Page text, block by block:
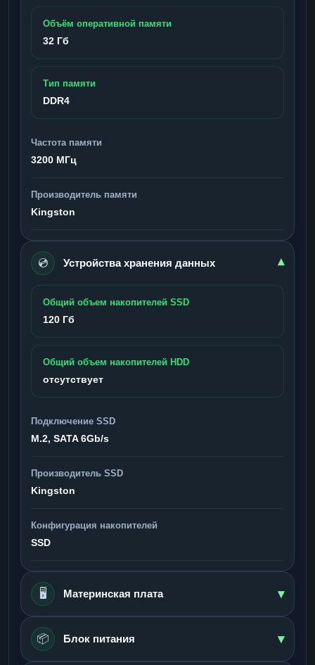
Объём оперативной памяти
32 Гб
Тип памяти
DDR4
Частота памяти
3200 МГц
Производитель памяти
Kingston
💿 Устройства хранения данных ▾
Общий объем накопителей SSD
120 Гб
Общий объем накопителей HDD
отсутствует
Подключение SSD
M.2, SATA 6Gb/s
Производитель SSD
Kingston
Конфигурация накопителей
SSD
🖥️ Материнская плата ▾
📦 Блок питания ▾